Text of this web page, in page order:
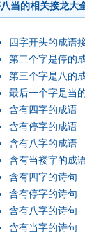
八当的相关接龙大
四字开头的成语
第二个字是停的
第三个字是八的
最后一个字是当
含有四字的成语
含有停字的成语
含有八字的成语
含有当褛字的成
含有四字的诗句
含有停字的诗句
含有八字的诗句
含有当字的诗句